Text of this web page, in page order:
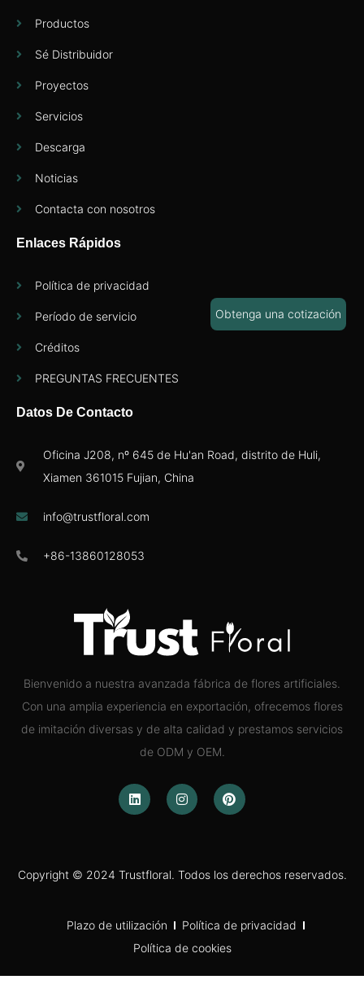
Bienvenido a nuestra avanzada fábrica de flores artificiales.
Con una amplia experiencia en exportación, ofrecemos flores
de imitación diversas y de alta calidad y prestamos servicios
de ODM y OEM.
Copyright © 2024 Trustfloral. Todos los derechos reservados.
Plazo de utilización
Política de privacidad
Política de cookies
Productos
Sé Distribuidor
Proyectos
Servicios
Descarga
Noticias
Contacta con nosotros
Enlaces Rápidos
Política de privacidad
Período de servicio
Créditos
PREGUNTAS FRECUENTES
Datos De Contacto
Oficina J208, nº 645 de Hu'an Road, distrito de Huli,
Xiamen 361015 Fujian, China
info@trustfloral.com
+86-13860128053
Obtenga una cotización